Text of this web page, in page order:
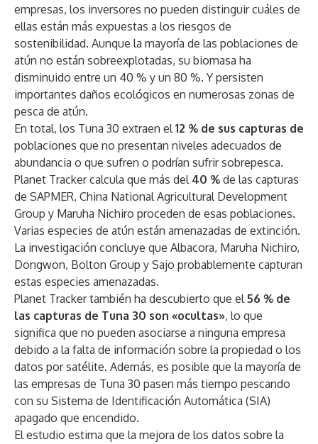
empresas, los inversores no pueden distinguir cuáles de
ellas están más expuestas a los riesgos de
sostenibilidad. Aunque la mayoría de las poblaciones de
atún no están sobreexplotadas, su biomasa ha
disminuido entre un 40 % y un 80 %. Y persisten
importantes daños ecológicos en numerosas zonas de
pesca de atún.
En total, los Tuna 30 extraen el12 % de sus capturas de
poblaciones que no presentan niveles adecuados de
abundancia o que sufren o podrían sufrir sobrepesca.
Planet Tracker calcula que más del 40 % de las capturas
de SAPMER, China National Agricultural Development
Group y Maruha Nichiro proceden de esas poblaciones.
Varias especies de atún están amenazadas de extinción.
La investigación concluye que Albacora, Maruha Nichiro,
Dongwon, Bolton Group y Sajo probablemente capturan
estas especies amenazadas.
Planet Tracker también ha descubierto que el56 % de
las capturas de Tuna 30 son «ocultas», lo que
significa que no pueden asociarse a ninguna empresa
debido a la falta de información sobre la propiedad o los
datos por satélite. Además, es posible que la mayoría de
las empresas de Tuna 30 pasen más tiempo pescando
con su Sistema de Identificación Automática (SIA)
apagado que encendido.
El estudio estima que la mejora de los datos sobre la